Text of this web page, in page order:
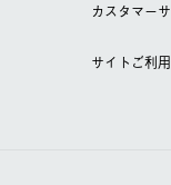
カスタマー
サイトご利